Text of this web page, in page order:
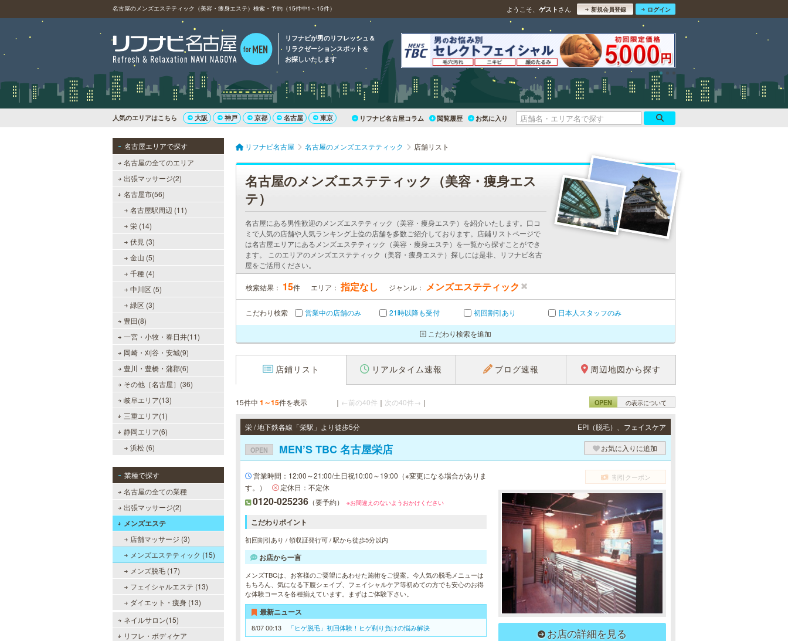
名古屋のメンズエステティック（美容・痩身エステ）検索・予約（15件中1～15件） ようこそ、 ゲスト さん 新規会員登録 ログイン
リフナビが男のリフレッシュ＆
リラクゼーションスポットを
お探しいたします
人気のエリアはこちら 大阪 神戸 京都 名古屋 東京 リフナビ名古屋コラム 閲覧履歴 お気に入り
名古屋エリアで探す
名古屋の全てのエリア
出張マッサージ(2)
名古屋市(56)
名古屋駅周辺 (11)
栄 (14)
伏見 (3)
金山 (5)
千種 (4)
中川区 (5)
緑区 (3)
豊田(8)
一宮・小牧・春日井(11)
岡崎・刈谷・安城(9)
豊川・豊橋・蒲郡(6)
その他［名古屋］(36)
岐阜エリア(13)
三重エリア(1)
静岡エリア(6)
浜松 (6)
業種で探す
名古屋の全ての業種
出張マッサージ(2)
メンズエステ
店舗マッサージ (3)
メンズエステティック (15)
メンズ脱毛 (17)
フェイシャルエステ (13)
ダイエット・痩身 (13)
ネイルサロン(15)
リフレ・ボディケア
リフナビ名古屋 名古屋のメンズエステティック 店舗リスト
名古屋のメンズエステティック（美容・痩身エス
テ）
名古屋にある男性歓迎のメンズエステティック（美容・痩身エステ）を紹介いたします。口コ
ミで人気の店舗や人気ランキング上位の店舗を多数ご紹介しております。店鋪リストページで
は名古屋エリアにあるメンズエステティック（美容・痩身エステ）を一覧から探すことができ
ます。 このエリアのメンズエステティック（美容・痩身エステ）探しには是非、リフナビ名古
屋をご活用ください。
検索結果： 15件 エリア： 指定なし ジャンル： メンズエステティック
こだわり検索 営業中の店舗のみ 21時以降も受付 初回割引あり 日本人スタッフのみ
こだわり検索を追加
店鋪リスト リアルタイム速報 ブログ速報 周辺地図から探す
15件中 1～15件を表示 ｜ ←前の40件 ｜ 次の40件→ ｜ OPEN の表示について
栄 / 地下鉄各線「栄駅」より徒歩5分 EPI（脱毛）、フェイスケア
OPEN MEN’S TBC 名古屋栄店 お気に入りに追加
営業時間：12:00～21:00/土日祝10:00～19:00（※変更になる場合がありま
す。）
定休日：不定休
0120-025236 （要予約） ※お間違えのないようおかけください
こだわりポイント
初回割引あり / 領収証発行可 / 駅から徒歩5分以内
お店から一言
メンズTBCは、お客様のご要望にあわせた施術をご提案。今人気の脱毛メニューは
もちろん、気になる下腹シェイプ、フェイシャルケア等初めての方でも安心のお得
な体験コースを各種揃えています。まずはご体験下さい。
最新ニュース
8/07 00:13 「ヒゲ脱毛」初回体験！ヒゲ剃り負けの悩み解決
割引クーポン
お店の詳細を見る